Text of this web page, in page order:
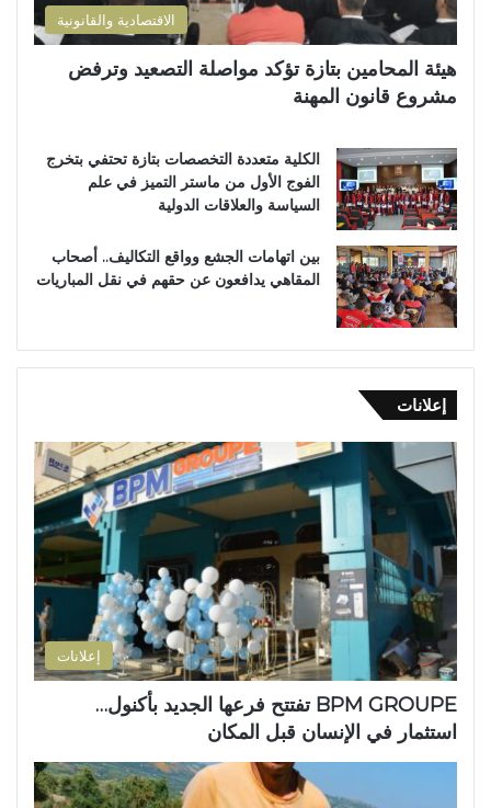
الاقتصادية والقانونية
هيئة المحامين بتازة تؤكد مواصلة التصعيد وترفض
مشروع قانون المهنة
الكلية متعددة التخصصات بتازة تحتفي بتخرج
الفوج الأول من ماستر التميز في علم
السياسة والعلاقات الدولية
بين اتهامات الجشع وواقع التكاليف.. أصحاب
المقاهي يدافعون عن حقهم في نقل المباريات
إعلانات
إعلانات
BPM GROUPE تفتتح فرعها الجديد بأكنول…
استثمار في الإنسان قبل المكان